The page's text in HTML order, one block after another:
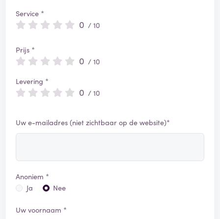
Service *
0 / 10
Prijs *
0 / 10
Levering *
0 / 10
Uw e-mailadres (niet zichtbaar op de website)*
Anoniem *
Ja
Nee
Uw voornaam *